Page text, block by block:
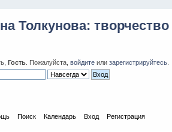
Толкунова:
Гость . Пожалуйста, войдите или зарегистрируйтесь
Поиск Календарь Вход Регистрация